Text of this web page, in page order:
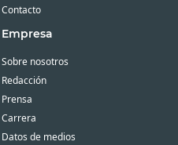
Contacto
Empresa
Sobre nosotros
Redacción
Prensa
Carrera
Datos de medios